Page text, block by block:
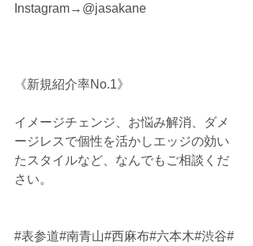
Instagram→@jasakane
《新規紹介率No.1》
イメージチェンジ、お悩み解消、ダメ
ージレスで個性を活かしエッジの効い
たスタイルなど、なんでもご相談くだ
さい。
#表参道#南青山#西麻布#六本木#渋谷#